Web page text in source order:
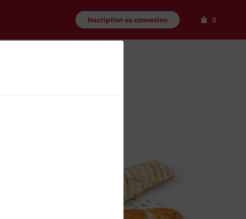
Inscription ou connexion 0Produits